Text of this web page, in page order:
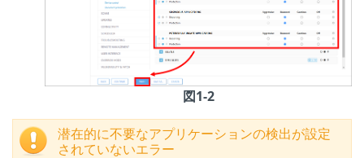
図1-2
潜在的に不要なアプリケーションの検出が設定
されていないエラー